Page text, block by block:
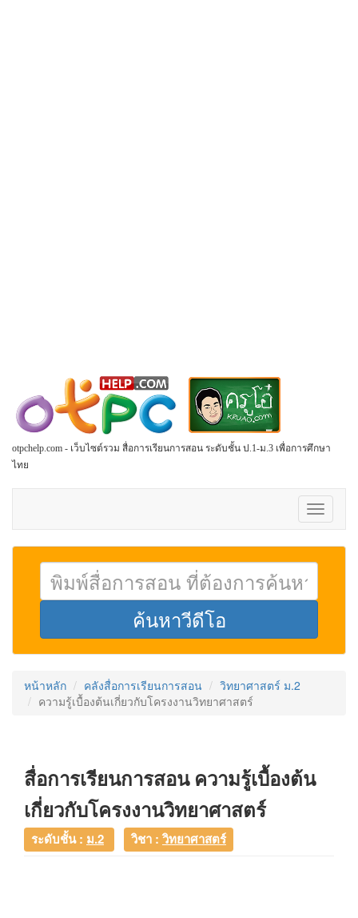
otpchelp.com - เว็บไซต์รวม สื่อการเรียนการสอน ระดับชั้น ป.1-ม.3 เพื่อการศึกษา
ไทย
Toggle
หน้าหลัก คลังสื่อการเรียนการสอน
วิทยาศาสตร์ ม.2
ความรู้เบื้องต้นเกี่ยวกับโครงงานวิทยาศาสตร์
สื่อการเรียนการสอน ความรู้เบื้องต้น
เกี่ยวกับโครงงานวิทยาศาสตร์
ระดับชั้น : ม.2 วิชา :วิทยาศาสตร์